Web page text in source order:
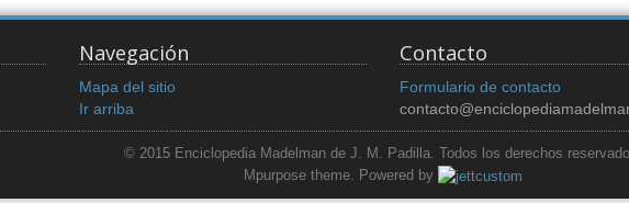
Navegación
Mapa del sitio
Ir arriba
Contacto
Formulario de contacto
© 2015 Enciclopedia Madelman de J. M. Padilla. Todos los derechos
Mpurpose theme. Powered by